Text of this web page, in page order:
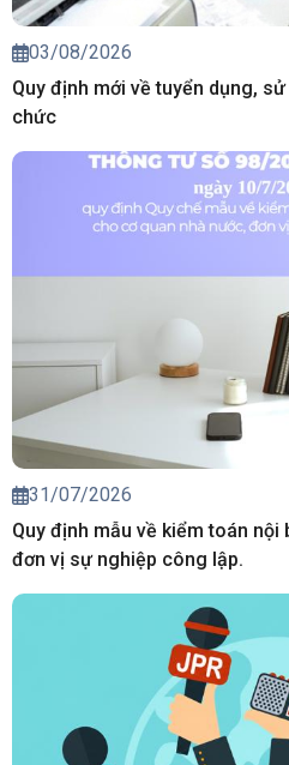
03/08/2026
Quy định mới về tuyển dụng,
chức
31/07/2026
Quy định mẫu về kiểm toán
đơn vị sự nghiệp công lập.